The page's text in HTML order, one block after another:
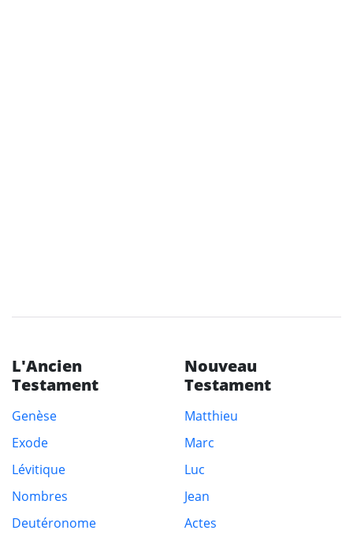
L'Ancien
Testament
Genèse
Exode
Lévitique
Nombres
Deutéronome
Nouveau
Testament
Matthieu
Marc
Luc
Jean
Actes